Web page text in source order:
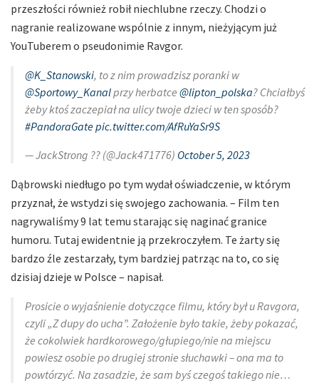
przeszłości również robił niechlubne rzeczy. Chodzi o
nagranie realizowane wspólnie z innym, nieżyjącym już
YouTuberem o pseudonimie Ravgor.
@K_Stanowski, to z nim prowadzisz poranki w
@Sportowy_Kanalprzy herbatce @lipton_polska? Chciałbyś
żeby ktoś zaczepiał na ulicy twoje dzieci w ten sposób?
#PandoraGatepic.twitter.com/AfRuYaSr9S
— JackStrong ?? (@Jack471776) October 5, 2023
Dąbrowski niedługo po tym wydał oświadczenie, w którym
przyznał, że wstydzi się swojego zachowania. – Film ten
nagrywaliśmy 9 lat temu starając się naginać granice
humoru. Tutaj ewidentnie ją przekroczyłem. Te żarty się
bardzo źle zestarzały, tym bardziej patrząc na to, co się
dzisiaj dzieje w Polsce – napisał.
Prosicie o wyjaśnienie dotyczące filmu, który był u Ravgora,
czyli „Z dupy do ucha”. Założenie było takie, żeby pokazać,
że cokolwiek hardkorowego/głupiego/nie na miejscu
powiesz osobie po drugiej stronie słuchawki – ona ma to
powtórzyć. Na zasadzie, że sam byś czegoś takiego nie…